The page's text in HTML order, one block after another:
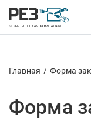
Главная / Форма
Форма